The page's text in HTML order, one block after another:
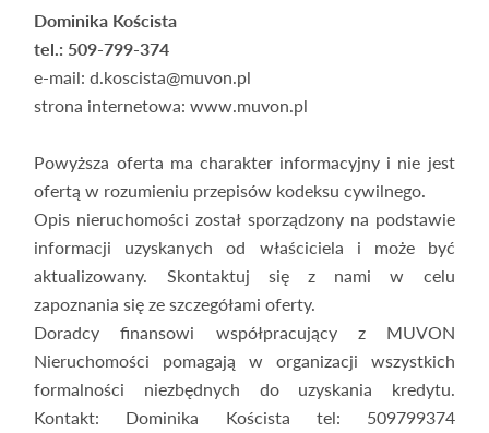
Dominika Koścista
tel.: 509-799-374
e-mail: d.koscista@muvon.pl
strona internetowa: www.muvon.pl
Powyższa oferta ma charakter informacyjny i nie jest
ofertą w rozumieniu przepisów kodeksu cywilnego.
Opis nieruchomości został sporządzony na podstawie
informacji uzyskanych od właściciela i może być
aktualizowany. Skontaktuj się z nami w celu
zapoznania się ze szczegółami oferty.
Doradcy finansowi współpracujący z MUVON
Nieruchomości pomagają w organizacji wszystkich
formalności niezbędnych do uzyskania kredytu.
Kontakt: Dominika Koścista tel: 509799374